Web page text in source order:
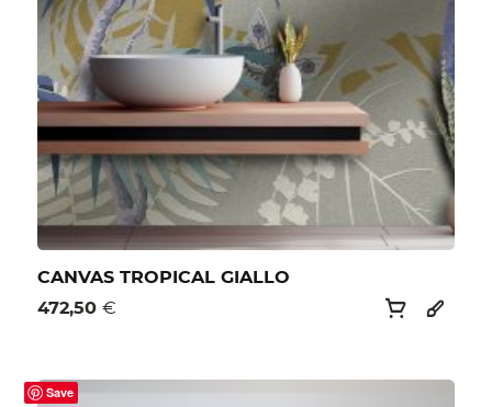
CANVAS TROPICAL GIALLO
472,50€
Save